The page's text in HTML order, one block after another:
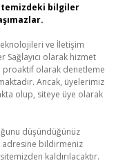
bilgiler
ve İletişim
Sağlayıcı olarak hizmet
proaktif olarak denetleme
Ancak, üyelerimiz
olup, siteye üye olarak
düşündüğünüz
adresine bildirmeniz
kaldırılacaktır.